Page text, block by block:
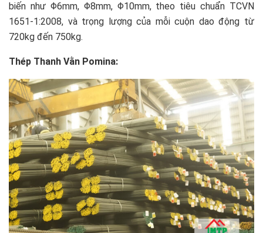
biến như Φ6mm, Φ8mm, Φ10mm, theo tiêu chuẩn TCVN
1651-1:2008, và trọng lượng của mỗi cuộn dao động từ
720kg đến 750kg.
Thép Thanh Vằn Pomina: